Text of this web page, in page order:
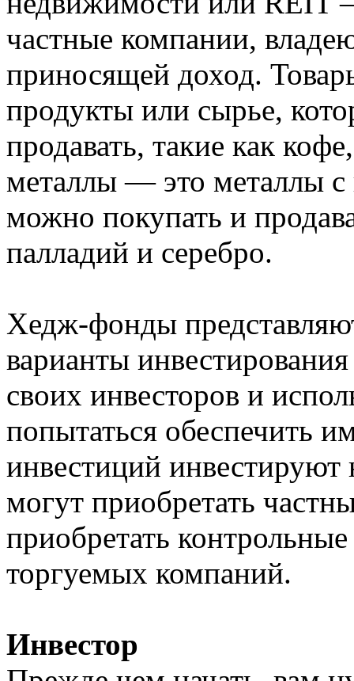
частные компании,
приносящей доход.
продукты или сырье,
продавать, такие как
металлы — это металлы с
можно покупать и
палладий и серебро.
Хедж-фонды
варианты
своих инвесторов и
попытаться обеспечить
инвестиций
могут приобретать
приобретать
торгуемых компаний.
Инвестор